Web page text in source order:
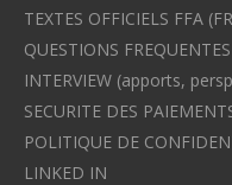
TEXTES OFFICIELS FFA
QUESTIONS
INTERVIEW (apports,
SECURITE DES
POLITIQUE DE
LINKED IN